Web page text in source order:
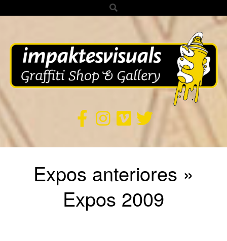
to
Search
IMPAKTES
VISUALS
NavigationExpos anteriores »
Expos 2009